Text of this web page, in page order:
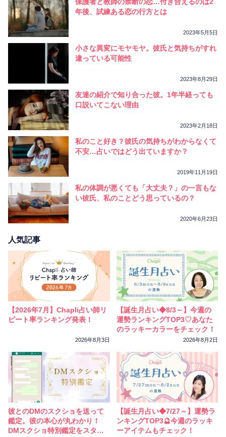
年後、試練ある恋の行方とは
2023年5月5日
小さな異変にモヤモヤ。彼氏と気持ちがすれ
違っている可能性
2023年8月29日
友達の紹介で知り合った彼。1年半経っても
口説いてこない理由
2023年2月18日
私のこと好き？彼氏の気持ちがわからなくて
不安…占いではどう出ていますか？
2019年11月19日
私の体調が悪くても「大丈夫？」の一言もな
い彼氏、私のことどう思っているの？
2020年6月23日
人気記事
【2026年7月】Chapli占い師リ
ピート率ランキング発表！
2026年8月3日
【誕生月占い◆8/3～】今週の
運勢ランキングTOP3♡あなた
のラッキーカラーをチェック！
2026年8月2日
彼とのDMのスクショを送って
鑑定。彼の本心が丸わかり！
DMスクショ特別鑑定をスター
【誕生月占い◆7/27～】運勢ラ
ンキングTOP3🔮今週のラッキ
ーアイテムもチェック！